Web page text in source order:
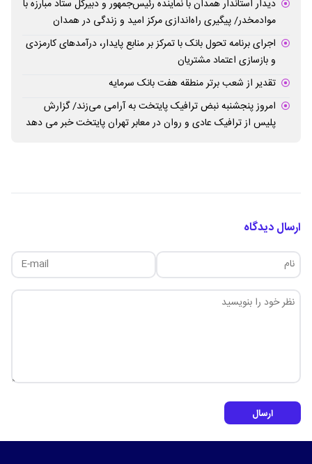
دیدار استاندار همدان با نماینده رئیس‌جمهور و دبیرکل ستاد مبارزه با
موادمخدر/ پیگیری راه‌اندازی مرکز امید و زندگی در همدان
اجرای برنامه تحول بانک با تمرکز بر منابع پایدار، درآمدهای کارمزدی
و بازسازی اعتماد مشتریان
تقدیر از شعب برتر منطقه هفت بانک سرمایه
امروز پنجشنبه نبض ترافیک پایتخت به آرامی می‌زند/ گزارش
پلیس از ترافیک عادی و روان در معابر تهران پایتخت خبر می دهد
ارسال دیدگاه
ارسال